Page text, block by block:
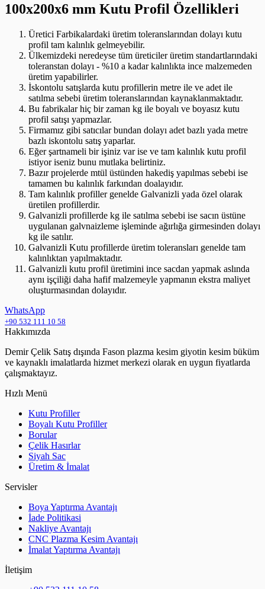
100x200x6 mm Kutu Profil Özellikleri
Üretici Farbikalardaki üretim toleranslarından dolayı kutu
profil tam kalınlık gelmeyebilir.
Ülkemizdeki neredeyse tüm üreticiler üretim standartlarındaki
toleranstan dolayı - %10 a kadar kalınlıkta ince malzemeden
üretim yapabilirler.
İskontolu satışlarda kutu profillerin metre ile ve adet ile
satılma sebebi üretim toleranslarından kaynaklanmaktadır.
Bu fabrikalar hiç bir zaman kg ile boyalı ve boyasız kutu
profil satışı yapmazlar.
Firmamız gibi satıcılar bundan dolayı adet bazlı yada metre
bazlı iskontolu satış yaparlar.
Eğer şartnameli bir işiniz var ise ve tam kalınlık kutu profil
istiyor iseniz bunu mutlaka belirtiniz.
Bazır projelerde mtül üstünden hakediş yapılmas sebebi ise
tamamen bu kalınlık farkından doalayıdır.
Tam kalınlık profiller genelde Galvanizli yada özel olarak
üretilen profillerdir.
Galvanizli profillerde kg ile satılma sebebi ise sacın üstüne
uygulanan galvnaizleme işleminde ağırlığa girmesinden dolayı
kg ile satılır.
Galvanizli Kutu profillerde üretim toleransları genelde tam
kalınlıktan yapılmaktadır.
Galvanizli kutu profil üretimini ince sacdan yapmak aslında
aynı işçiliği daha hafif malzemeyle yapmanın ekstra maliyet
oluşturmasından dolayıdır.
WhatsApp
+90 532 111 10 58
Hakkımızda
Demir Çelik Satış dışında Fason plazma kesim giyotin kesim büküm
ve kaynaklı imalatlarda hizmet merkezi olarak en uygun fiyatlarda
çalışmaktayız.
Hızlı Menü
Kutu Profiller
Boyalı Kutu Profiller
Borular
Çelik Hasırlar
Siyah Sac
Üretim & İmalat
Servisler
Boya Yaptırma Avantajı
İade Politikasi
Nakliye Avantajı
CNC Plazma Kesim Avantajı
İmalat Yaptırma Avantajı
İletişim